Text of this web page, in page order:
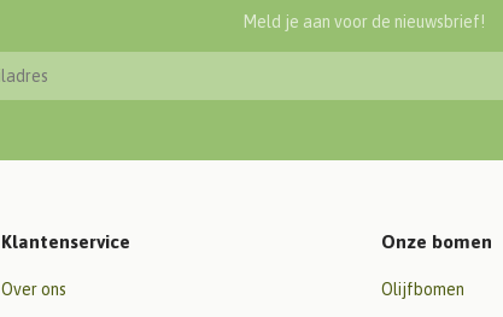
Meld je aan voor de nieuwsbrief!
Klantenservice
Over ons
Onze bomen
Olijfbomen